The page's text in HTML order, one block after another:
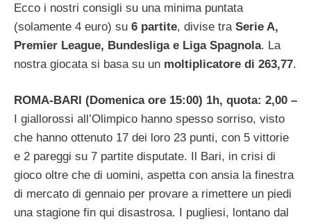
Ecco i nostri consigli su una minima puntata
(solamente 4 euro) su 6 partite, divise tra Serie A,
Premier League, Bundesliga e Liga Spagnola. La
nostra giocata si basa su un moltiplicatore di 263,77.
ROMA-BARI (Domenica ore 15:00) 1h, quota: 2,00 –
I giallorossi all’Olimpico hanno spesso sorriso, visto
che hanno ottenuto 17 dei loro 23 punti, con 5 vittorie
e 2 pareggi su 7 partite disputate. Il Bari, in crisi di
gioco oltre che di uomini, aspetta con ansia la finestra
di mercato di gennaio per provare a rimettere un piedi
una stagione fin qui disastrosa. I pugliesi, lontano dal